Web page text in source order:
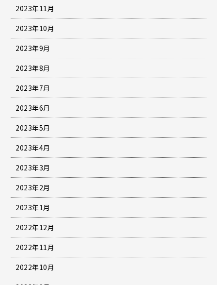
2023年11月
2023年10月
2023年9月
2023年8月
2023年7月
2023年6月
2023年5月
2023年4月
2023年3月
2023年2月
2023年1月
2022年12月
2022年11月
2022年10月